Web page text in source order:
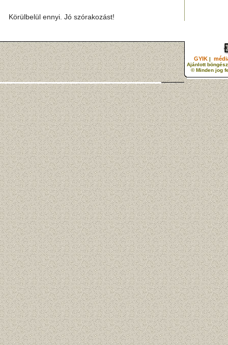
Körülbelül ennyi. Jó szórakozást!
GYIK |
Ajánlott
© Minden jog